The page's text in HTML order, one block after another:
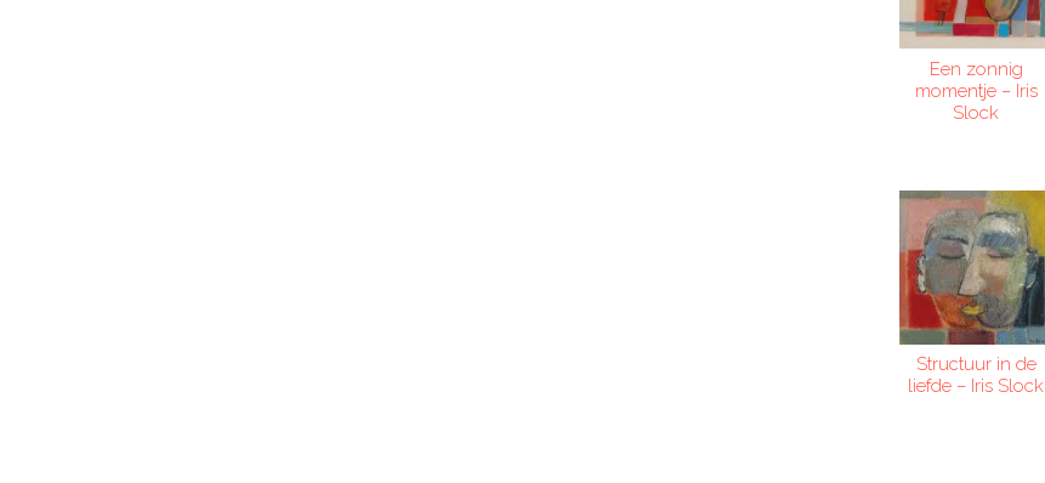
Een zonnig
momentje – Iris
Slock
Structuur in de
liefde – Iris Slock